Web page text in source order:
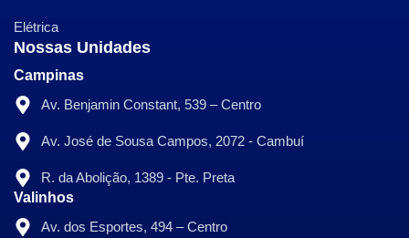
Elétrica
Nossas Unidades
Campinas
Av. Benjamin Constant, 539 – Centro
Av. José de Sousa Campos, 2072 - Cambuí
R. da Abolição, 1389 - Pte. Preta
Valinhos
Av. dos Esportes, 494 – Centro